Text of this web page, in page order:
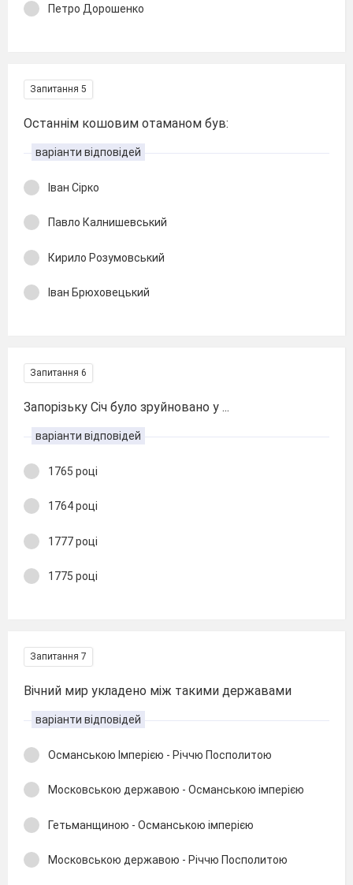
Петро Дорошенко
Запитання 5
Останнім кошовим отаманом був:
варіанти відповідей
Іван Сірко
Павло Калнишевський
Кирило Розумовський
Іван Брюховецький
Запитання 6
Запорізьку Січ було зруйновано у ...
варіанти відповідей
1765 році
1764 році
1777 році
1775 році
Запитання 7
Вічний мир укладено між такими державами
варіанти відповідей
Османською Імперією - Річчю Посполитою
Московською державою - Османською імперією
Гетьманщиною - Османською імперією
Московською державою - Річчю Посполитою